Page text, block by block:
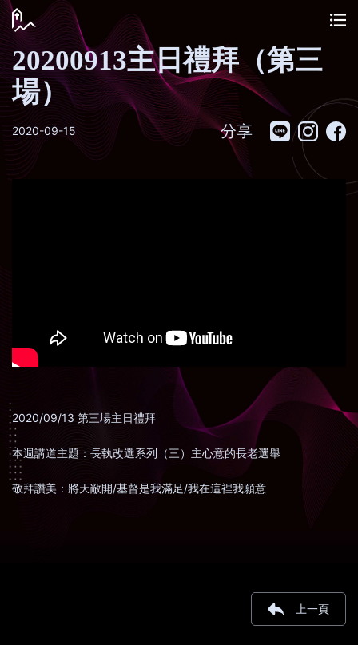
20200913主日禮拜（第三
場）
2020-09-15 分享
2020/09/13 第三場主日禮拜
本週講道主題：長執改選系列（三）主心意的長老選舉
敬拜讚美：將天敞開/基督是我滿足/我在這裡我願意
上一頁